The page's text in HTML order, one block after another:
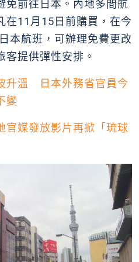
免前往日本。內地多間航
在11月15日前購買，在今
本航班，可辦理免費更改
客提供彈性安排。
升溫 日本外務省官員今
變
媒發放影片再掀「琉球